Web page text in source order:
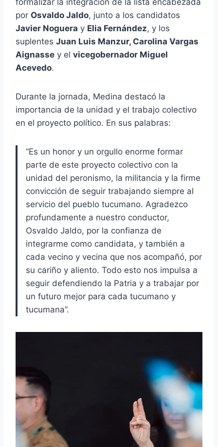
por Osvaldo Jaldo, junto a los candidatos
Javier Noguera y Elia Fernández, y los
suplentes Juan Luis Manzur, Carolina Vargas
Aignasse y el vicegobernador Miguel
Acevedo.
Durante la jornada, Medina destacó la
importancia de la unidad y el trabajo colectivo
en el proyecto político. En sus palabras:
“Es un honor y un orgullo enorme formar
parte de este proyecto colectivo con la
unidad del peronismo, la militancia y la firme
convicción de seguir trabajando siempre al
servicio del pueblo tucumano. Agradezco
profundamente a nuestro conductor,
Osvaldo Jaldo, por la confianza de
integrarme como candidata, y también a
cada vecino y vecina que nos acompañó, por
su cariño y aliento. Todo esto nos impulsa a
seguir defendiendo la Patria y a trabajar por
un futuro mejor para cada tucumano y
tucumana”.